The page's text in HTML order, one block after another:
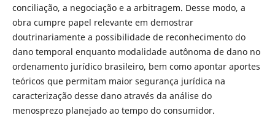
conciliação, a negociação e a arbitragem. Desse modo, a
obra cumpre papel relevante em demostrar
doutrinariamente a possibilidade de reconhecimento do
dano temporal enquanto modalidade autônoma de dano no
ordenamento jurídico brasileiro, bem como apontar aportes
teóricos que permitam maior segurança jurídica na
caracterização desse dano através da análise do
menosprezo planejado ao tempo do consumidor.